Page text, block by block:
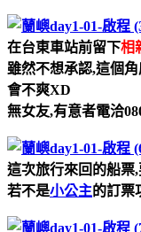
在台東車站前留下相
雖然不想承認,這個
會不爽XD
無女友,有意者電洽
這次旅行來回的船票
若不是小公主的訂票